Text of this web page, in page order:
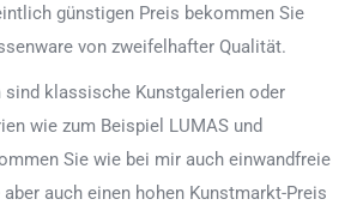
günstigen Preis bekommen Sie
von zweifelhafter Qualität.
sind klassische Kunstgalerien oder
wie zum Beispiel LUMAS und
Sie wie bei mir auch einwandfreie
auch einen hohen Kunstmarkt-Preis